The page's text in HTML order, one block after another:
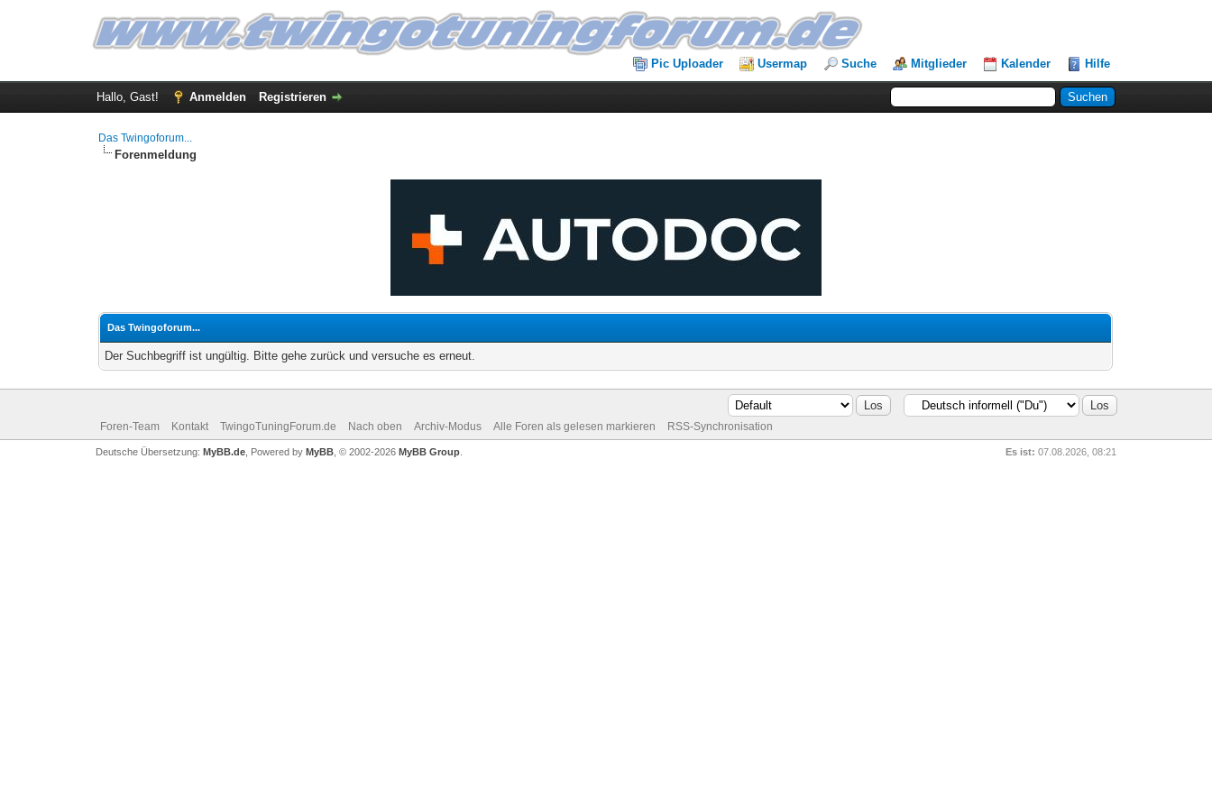
Pic Uploader Usermap Suche Mitglieder Kalender Hilfe
Hallo, Gast! Anmelden Registrieren
Das Twingoforum...
Forenmeldung
Das Twingoforum...
Der Suchbegriff ist ungültig. Bitte gehe zurück und versuche es erneut.
Foren-Team Kontakt TwingoTuningForum.de Nach oben Archiv-Modus Alle Foren als gelesen markieren RSS-Synchronisation
Es ist: 07.08.2026, 08:21
Deutsche Übersetzung: MyBB.de, Powered by MyBB, © 2002-2026 MyBB Group.